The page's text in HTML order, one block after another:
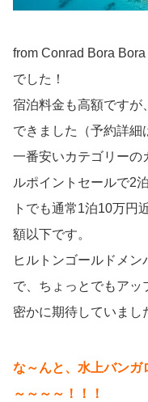
from Conrad Bora
でした！
宿泊料金も高額ですが
できました（予約詳細
一番安いカテゴリーの
ルポイントセールで2
トでも通常1泊10万円
額以下です。
ヒルトンゴールドメ
で、ちょっとでもアッ
密かに期待していまし
な～んと、水上バンガ
～～～～！！！